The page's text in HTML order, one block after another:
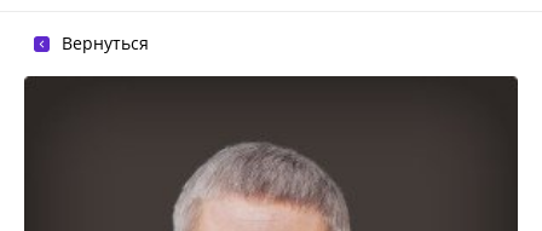
Вернуться